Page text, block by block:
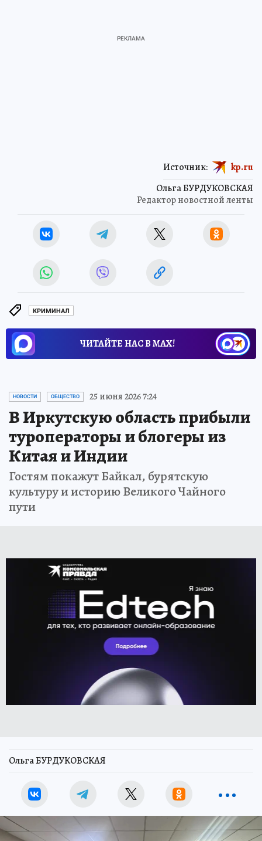
Ольга БУРДУКОВСКАЯ
Редактор новостной ленты
Источник: kp.ru
КРИМИНАЛ
ЧИТАЙТЕ НАС В МАХ!
НОВОСТИ ОБЩЕСТВО 25 июня 2026 7:24
В Иркутскую область прибыли
туроператоры и блогеры из
Китая и Индии
Гостям покажут Байкал, бурятскую
культуру и историю Великого Чайного
пути
Ольга БУРДУКОВСКАЯ